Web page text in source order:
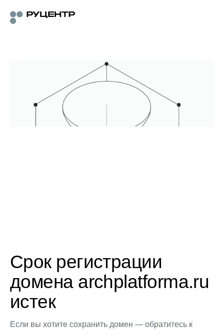
Срок регистрации
домена archplatforma.ru
истек
Если вы хотите сохранить домен — обратитесь к